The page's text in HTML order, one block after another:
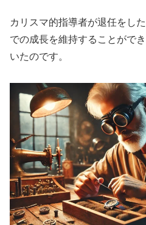
カリスマ的指導者が退任をし
での成長を維持することがで
いたのです。